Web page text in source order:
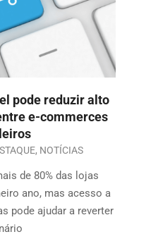
pode reduzir alto
e-commerces
, NOTÍCIAS
de 80% das lojas
ano, mas acesso a
pode ajudar a reverter